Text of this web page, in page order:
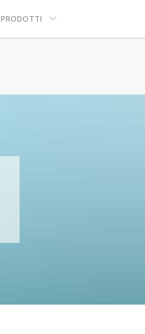
PRODOTTI